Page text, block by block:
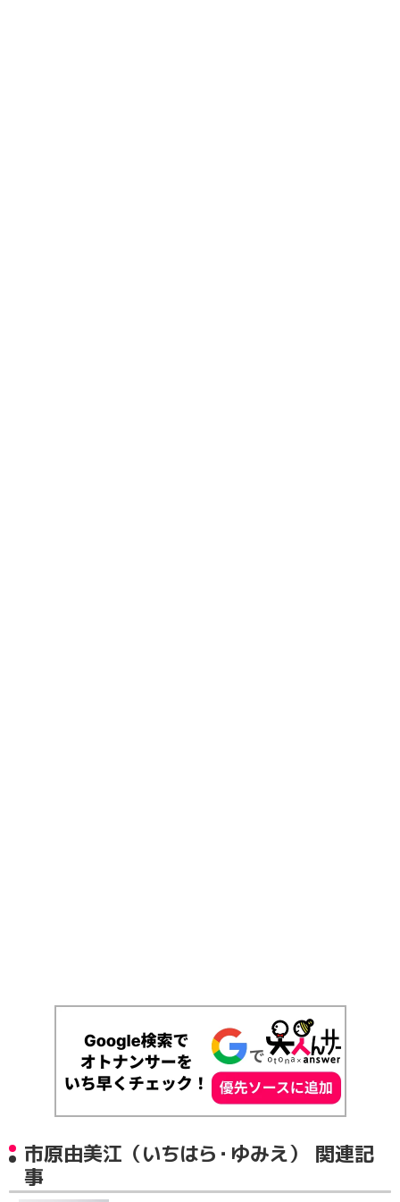
市原由美江（いちはら・ゆみえ） 関連記
事